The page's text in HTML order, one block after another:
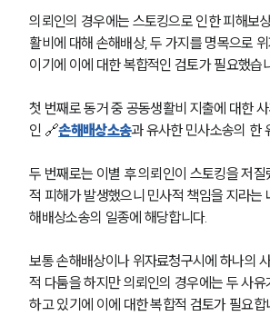
의뢰인의 경우에는 스토킹으로 인한 피해보
활비에 대해 손해배상, 두 가지를 명목으로
이기에 이에 대한 복합적인 검토가 필요했습
첫 번째로 동거 중 공동생활비 지출에 대한
인 🔗손해배상소송과 유사한 민사소송의 한
두 번째로는 이별 후 의뢰인이 스토킹을 저질
적 피해가 발생했으니 민사적 책임을 지라는
해배상소송의 일종에 해당합니다.
보통 손해배상이나 위자료청구시에 하나의
적 다툼을 하지만 의뢰인의 경우에는 두 사
하고 있기에 이에 대한 복합적 검토가 필요합